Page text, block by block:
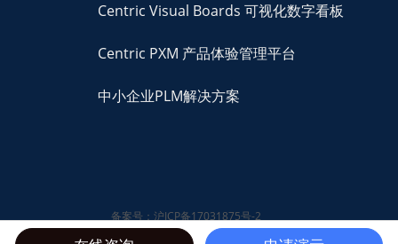
Centric Visual Boards 可视化数字看板
Centric PXM 产品体验管理平台
中小企业PLM解决方案
备案号：沪ICP备17031875号-2
© 2026 Centric Software,